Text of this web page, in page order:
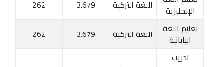
الإنجليزية
اللغة التركية 3.679
262
تعليم اللغة
اليابانية
اللغة التركية 3.679
262
تدريب